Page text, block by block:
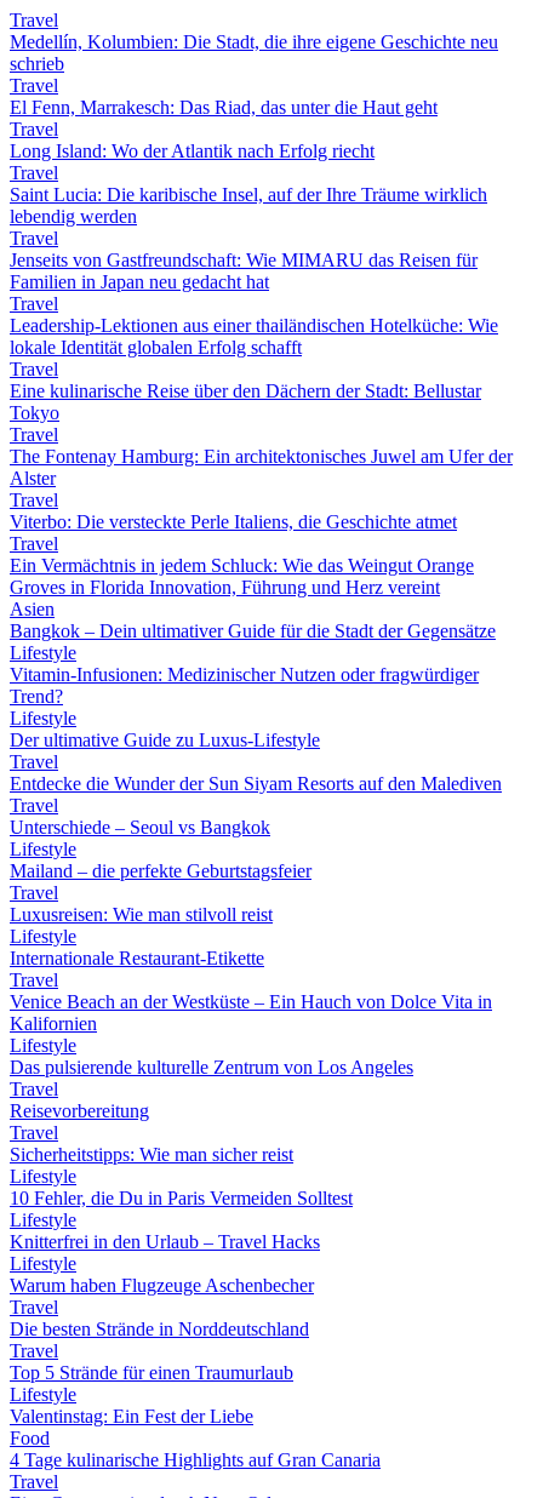
Travel
Medellín, Kolumbien: Die Stadt, die ihre eigene Geschichte neu
schrieb
Travel
El Fenn, Marrakesch: Das Riad, das unter die Haut geht
Travel
Long Island: Wo der Atlantik nach Erfolg riecht
Travel
Saint Lucia: Die karibische Insel, auf der Ihre Träume wirklich
lebendig werden
Travel
Jenseits von Gastfreundschaft: Wie MIMARU das Reisen für
Familien in Japan neu gedacht hat
Travel
Leadership-Lektionen aus einer thailändischen Hotelküche: Wie
lokale Identität globalen Erfolg schafft
Travel
Eine kulinarische Reise über den Dächern der Stadt: Bellustar
Tokyo
Travel
The Fontenay Hamburg: Ein architektonisches Juwel am Ufer der
Alster
Travel
Viterbo: Die versteckte Perle Italiens, die Geschichte atmet
Travel
Ein Vermächtnis in jedem Schluck: Wie das Weingut Orange
Groves in Florida Innovation, Führung und Herz vereint
Asien
Bangkok – Dein ultimativer Guide für die Stadt der Gegensätze
Lifestyle
Vitamin-Infusionen: Medizinischer Nutzen oder fragwürdiger
Trend?
Lifestyle
Der ultimative Guide zu Luxus-Lifestyle
Travel
Entdecke die Wunder der Sun Siyam Resorts auf den Malediven
Travel
Unterschiede – Seoul vs Bangkok
Lifestyle
Mailand – die perfekte Geburtstagsfeier
Travel
Luxusreisen: Wie man stilvoll reist
Lifestyle
Internationale Restaurant-Etikette
Travel
Venice Beach an der Westküste – Ein Hauch von Dolce Vita in
Kalifornien
Lifestyle
Das pulsierende kulturelle Zentrum von Los Angeles
Travel
Reisevorbereitung
Travel
Sicherheitstipps: Wie man sicher reist
Lifestyle
10 Fehler, die Du in Paris Vermeiden Solltest
Lifestyle
Knitterfrei in den Urlaub – Travel Hacks
Lifestyle
Warum haben Flugzeuge Aschenbecher
Travel
Die besten Strände in Norddeutschland
Travel
Top 5 Strände für einen Traumurlaub
Lifestyle
Valentinstag: Ein Fest der Liebe
Food
4 Tage kulinarische Highlights auf Gran Canaria
Travel